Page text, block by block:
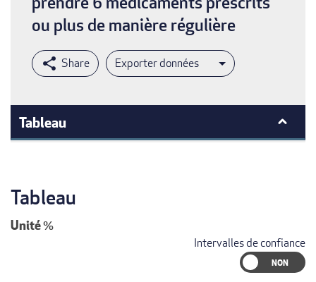
ou plus de manière régulière
Exporter données
Tableau
Tableau
Unité%
Intervalles de confiance